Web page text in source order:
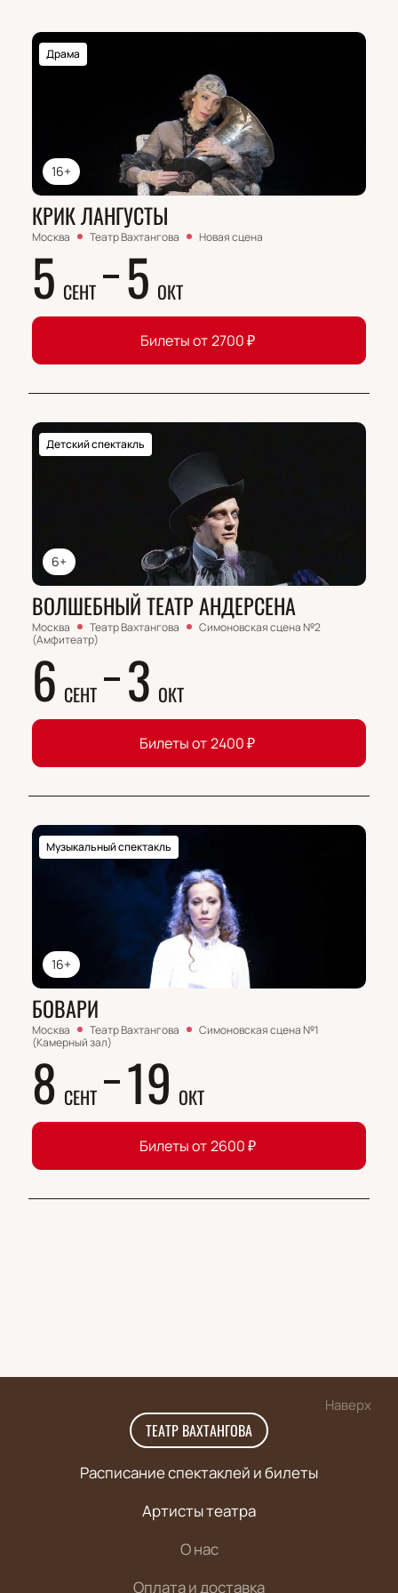
Обратите внимание, возможна смена актёрского
состава.
Александр Яцко
16+
Драма
КРИК ЛАНГУСТЫ
Москва Театр Вахтангова Новая сцена
5 СЕНТ 5 ОКТ
Билеты от 2700₽
6+
Детский спектакль
ВОЛШЕБНЫЙ ТЕАТР АНДЕРСЕНА
Москва Театр Вахтангова
Симоновская сцена №2
(Амфитеатр)
6 СЕНТ 3 ОКТ
Билеты от2400₽
16+
Музыкальный спектакль
БОВАРИ
Москва Театр Вахтангова
Симоновская сцена №1
(Камерный зал)
8 СЕНТ 19 ОКТ
Билеты от 2600₽
Наверх
ТЕАТР ВАХТАНГОВА
Расписание спектаклей и билеты
Артисты театра
О нас
Оплата и доставка